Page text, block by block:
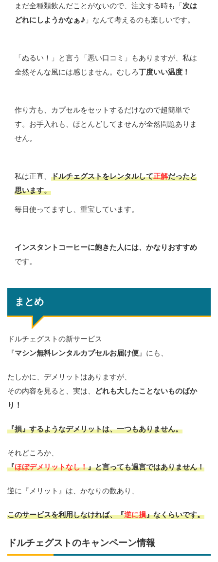
まだ全種類飲んだことがないので、注文する時も「次は
どれにしようかなぁ♪ 」なんて考えるのも楽しいです。
「ぬるい！」と言う「悪い口コミ」もありますが、私は
全然そんな風には感じません。むしろ丁度いい温度！
作り方も、カプセルをセットするだけなので超簡単で
す。お手入れも、ほとんどしてませんが全然問題ありま
せん。
私は正直、 ドルチェグストをレンタルして正解だったと
思います。
毎日使ってますし、重宝しています。
インスタントコーヒーに飽きた人には、かなりおすすめ
です。
まとめ
ドルチェグストの新サービス
『マシン無料レンタルカプセルお届け便 』にも、
たしかに、デメリットはありますが、
その内容を見ると、実は、
どれも大したことないものばか
り！
『損』するようなデメリットは、一つもありません。
それどころか、
『ほぼデメリットなし！』と言っても過言ではありません！
逆に『メリット』は、かなりの数あり、
このサービスを利用しなければ、『逆に損』なくらいです。
ドルチェグストのキャンペーン情報